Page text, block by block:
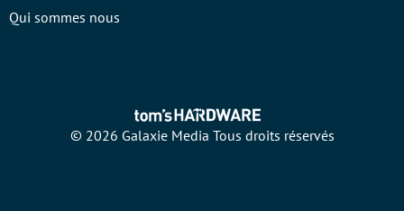
Qui sommes nous
© 2026 Galaxie Media Tous droits réservés